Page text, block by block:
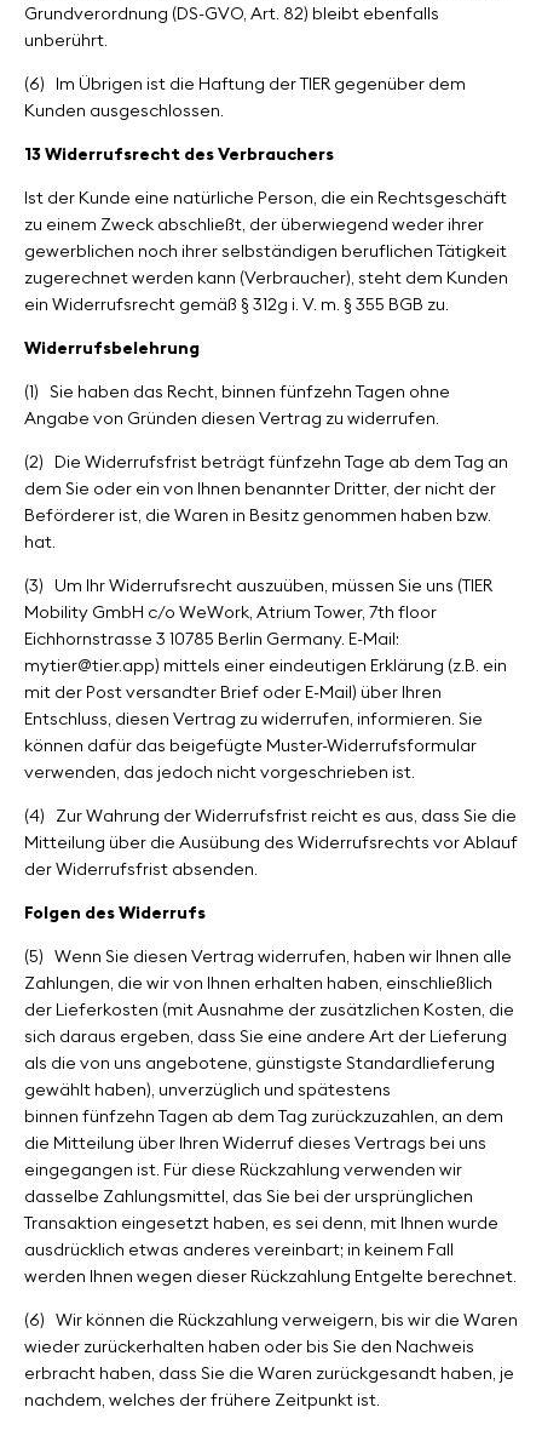
Grundverordnung (DS-GVO, Art. 82) bleibt ebenfalls
unberührt.
(6)
Im Übrigen ist die Haftung der TIER gegenüber dem
Kunden ausgeschlossen.
13 Widerrufsrecht des Verbrauchers
Ist der Kunde eine natürliche Person, die ein Rechtsgeschäft
zu einem Zweck abschließt, der überwiegend weder ihrer
gewerblichen noch ihrer selbständigen beruflichen Tätigkeit
zugerechnet werden kann (Verbraucher), steht dem Kunden
ein Widerrufsrecht gemäß § 312g i. V. m. § 355 BGB zu.
Widerrufsbelehrung
(1)
Sie haben das Recht, binnen fünfzehn Tagen ohne
Angabe von Gründen diesen Vertrag zu widerrufen.
(2)
Die Widerrufsfrist beträgt fünfzehn Tage ab dem Tag an
dem Sie oder ein von Ihnen benannter Dritter, der nicht der
Beförderer ist, die Waren in Besitz genommen haben bzw.
hat.
(3)
Um Ihr Widerrufsrecht auszuüben, müssen Sie uns (TIER
Mobility GmbH c/o WeWork, Atrium Tower, 7th floor
Eichhornstrasse 3 10785 Berlin Germany. E-Mail:
mytier@tier.app) mittels einer eindeutigen Erklärung (z.B. ein
mit der Post ver­sandter Brief oder E-Mail) über Ihren
Entschluss, diesen Vertrag zu widerrufen, informieren. Sie
können dafür das beigefügte Muster-Widerrufsformular
verwenden, das jedoch nicht vorgeschrieben ist.
(4)
Zur Wahrung der Widerrufsfrist reicht es aus, dass Sie die
Mitteilung über die Ausübung des Widerrufsrechts vor Ablauf
der Widerrufsfrist absenden.
Folgen des Widerrufs
(5)
Wenn Sie diesen Vertrag widerrufen, haben wir Ihnen alle
Zahlungen, die wir von Ihnen erhalten haben, einschließlich
der Lieferkosten (mit Ausnahme der zusätzlichen Kosten, die
sich daraus ergeben, dass Sie eine andere Art der Lieferung
als die von uns angebotene, günstigste Standardlieferung
gewählt haben), unverzüglich und spätestens
binnen fünfzehn Tagen ab dem Tag zurückzuzahlen, an dem
die Mitteilung über Ihren Widerruf dieses Vertrags bei uns
eingegangen ist. Für diese Rückzahlung verwenden wir
dasselbe Zahlungsmittel, das Sie bei der ursprünglichen
Transaktion eingesetzt haben, es sei denn, mit Ihnen wurde
ausdrücklich etwas anderes vereinbart; in keinem Fall
werden Ihnen wegen dieser Rückzahlung Entgelte berechnet.
(6)
Wir können die Rückzahlung verweigern, bis wir die Waren
wieder zurückerhalten haben oder bis Sie den Nachweis
erbracht haben, dass Sie die Waren zurückgesandt haben, je
nachdem, welches der frühere Zeitpunkt ist.